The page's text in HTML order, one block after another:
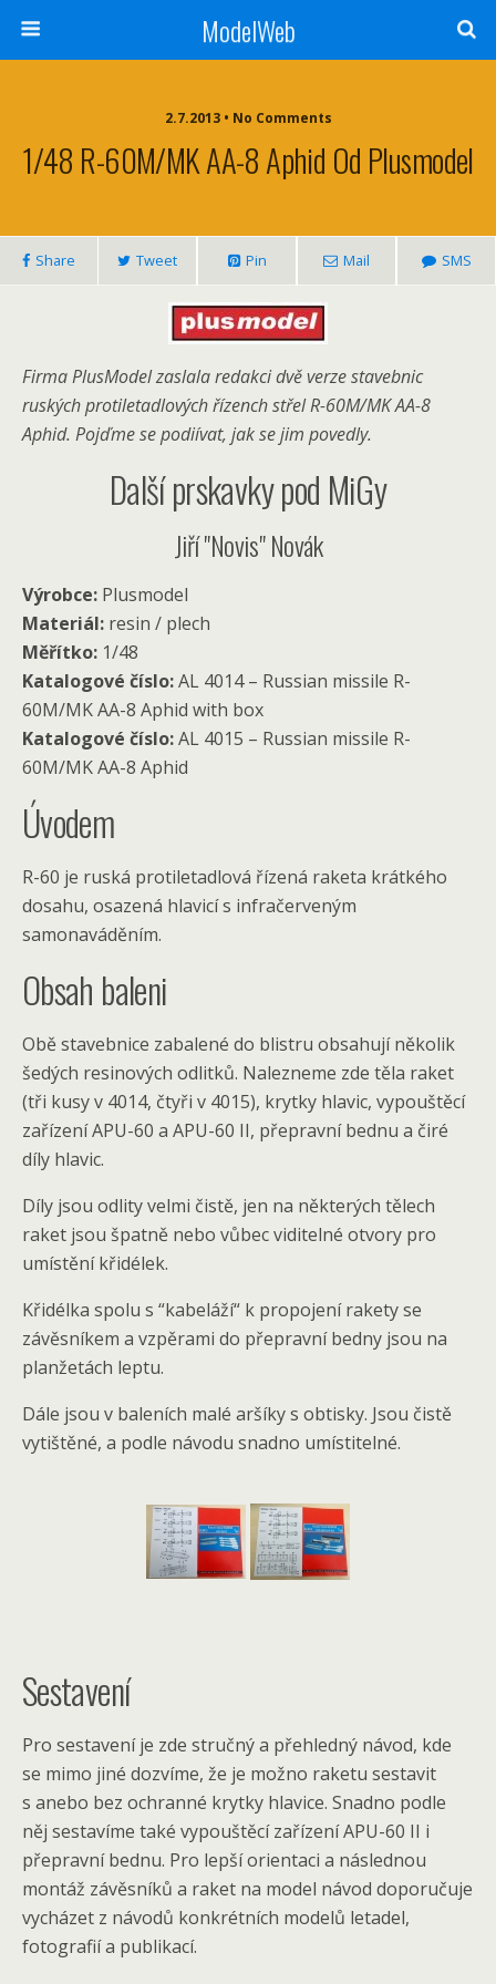
ModelWeb
2.7.2013 • No Comments
1/48 R-60M/MK AA-8 Aphid Od Plusmodel
Share Tweet Pin Mail SMS
Firma PlusModel zaslala redakci dvě verze stavebnic
ruských protiletadlových řízench střel R-60M/MK AA-8
Aphid. Pojďme se podiívat, jak se jim povedly.
Další prskavky pod MiGy
Jiří "Novis" Novák
Výrobce: Plusmodel
Materiál: resin / plech
Měřítko: 1/48
Katalogové číslo:AL 4014 – Russian missile R-
60M/MK AA-8 Aphid with box
Katalogové číslo:AL 4015 – Russian missile R-
60M/MK AA-8 Aphid
Úvodem
R-60 je ruská protiletadlová řízená raketa krátkého
dosahu, osazená hlavicí s infračerveným
samonaváděním.
Obsah baleni
Obě stavebnice zabalené do blistru obsahují několik
šedých resinových odlitků. Nalezneme zde těla raket
(tři kusy v 4014, čtyři v 4015), krytky hlavic, vypouštěcí
zařízení APU-60 a APU-60 II, přepravní bednu a čiré
díly hlavic.
Díly jsou odlity velmi čistě, jen na některých tělech
raket jsou špatně nebo vůbec viditelné otvory pro
umístění křidélek.
Křidélka spolu s “kabeláží“ k propojení rakety se
závěsníkem a vzpěrami do přepravní bedny jsou na
planžetách leptu.
Dále jsou v baleních malé aršíky s obtisky. Jsou čistě
vytištěné, a podle návodu snadno umístitelné.
Sestavení
Pro sestavení je zde stručný a přehledný návod, kde
se mimo jiné dozvíme, že je možno raketu sestavit
s anebo bez ochranné krytky hlavice. Snadno podle
něj sestavíme také vypouštěcí zařízení APU-60 II i
přepravní bednu. Pro lepší orientaci a následnou
montáž závěsníků a raket na model návod doporučuje
vycházet z návodů konkrétních modelů letadel,
fotografií a publikací.